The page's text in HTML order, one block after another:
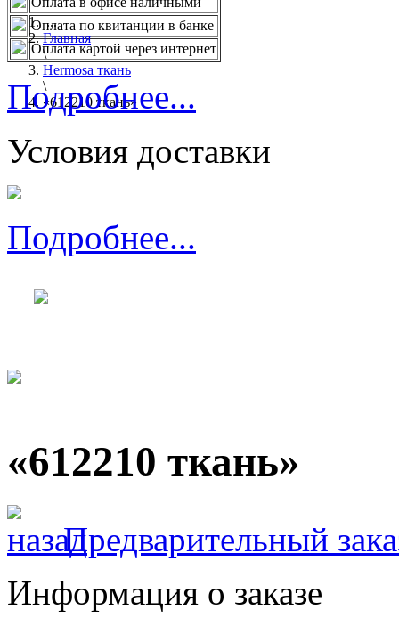
...
Главная
\
Hermosa ткань
\
«612210 ткань»
Оплата по квитанции в банке
Оплата картой через интернет
Подробнее...
Условия доставки
Подробнее...
«612210 ткань»
Предварительный
Информация о заказе